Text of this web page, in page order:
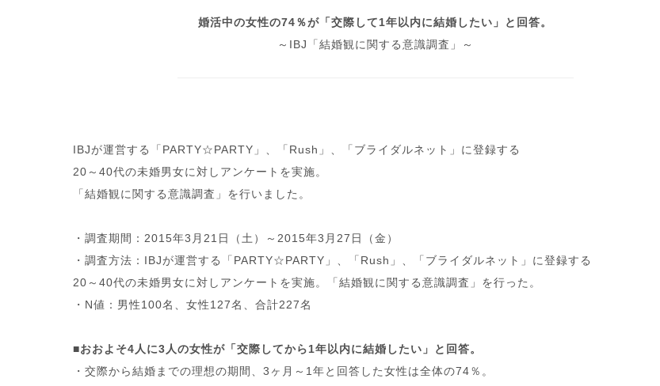
婚活中の女性の74％が「交際して1年以内に結婚したい」と回答。
～IBJ「結婚観に関する意識調査」～
IBJが運営する「PARTY☆PARTY」、「Rush」、「ブライダルネット」に登録する
20～40代の未婚男女に対しアンケートを実施。
「結婚観に関する意識調査」を行いました。
・調査期間：2015年3月21日（土）～2015年3月27日（金）
・調査方法：IBJが運営する「PARTY☆PARTY」、「Rush」、「ブライダルネット」に登録する
20～40代の未婚男女に対しアンケートを実施。「結婚観に関する意識調査」を行った。
・N値：男性100名、女性127名、合計227名
■おおよそ4人に3人の女性が「交際してから1年以内に結婚したい」と回答。
・交際から結婚までの理想の期間、3ヶ月～1年と回答した女性は全体の74％。